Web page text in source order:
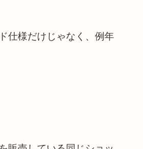
仕様だけじゃなく、例年